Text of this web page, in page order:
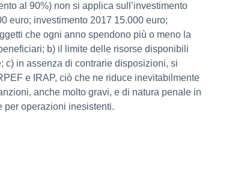
al 90%) non si applica sull’investimento
euro; investimento 2017 15.000 euro;
che ogni anno spendono più o meno la
b) il limite delle risorse disponibili
c) in assenza di contrarie disposizioni, si
e IRAP, ciò che ne riduce inevitabilmente
anche molto gravi, e di natura penale in
per operazioni inesistenti.